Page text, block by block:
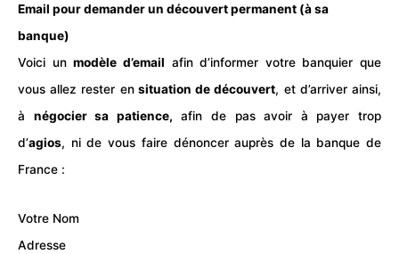
Email pour demander un découvert permanent (à sa
banque)
Voici unmodèle d’email afin d’informer votre banquier que
vous allez rester ensituation de découvert, et d’arriver ainsi,
à négociersa patience, afin de pas avoir à payer trop
d’agios, ni de vous faire dénoncer auprès de la banque de
France :
Votre Nom
Adresse